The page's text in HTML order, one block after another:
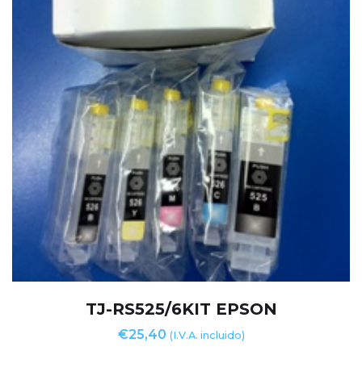
TJ-RS525/6KIT EPSON
€25,40 (I.V.A. incluido)